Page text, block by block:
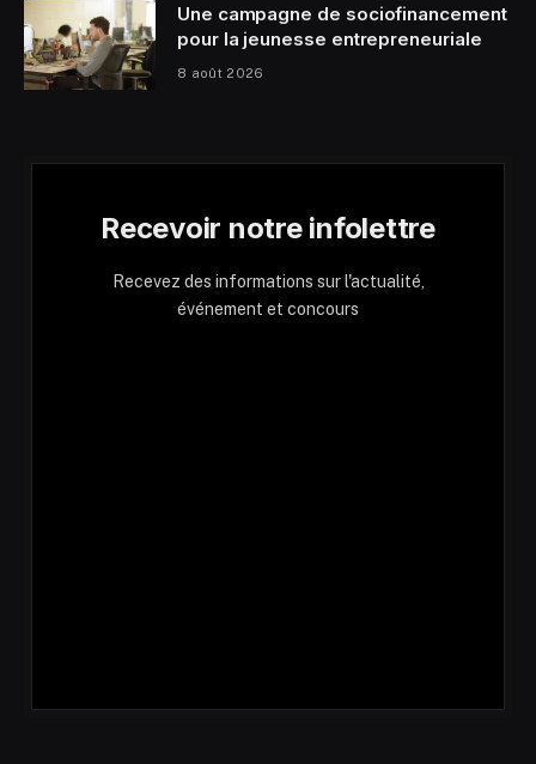
Une campagne de sociofinancement
pour la jeunesse entrepreneuriale
8 août 2026
Recevoir notre infolettre
Recevez des informations sur l'actualité,
événement et concours